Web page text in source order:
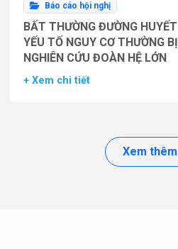
Báo cáo hội nghị
BẤT THƯỜNG ĐƯỜNG
YẾU TỐ NGUY CƠ THƯỜNG
NGHIÊN CỨU ĐOÀN HỆ LỚN
+ Xem chi tiết
Xem thêm